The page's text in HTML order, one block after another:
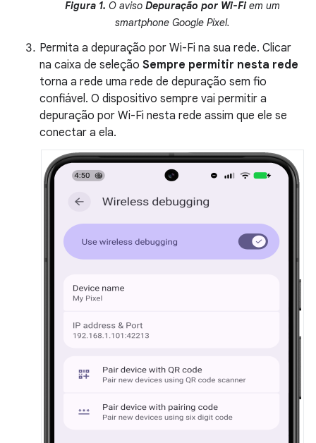
Figura 1. O aviso Depuração por Wi-Fiem um
smartphone Google Pixel.
Permita a depuração por Wi-Fi na sua rede. Clicar
na caixa de seleção Sempre permitir nesta rede
torna a rede uma rede de depuração sem fio
confiável. O dispositivo sempre vai permitir a
depuração por Wi-Fi nesta rede assim que ele se
conectar a ela.